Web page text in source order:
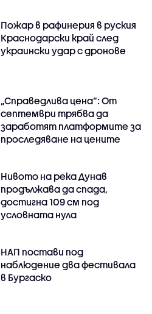
Пожар в рафинерия в руския
Краснодарски край след
украински удар с дронове
„Справедлива цена“: От
септември трябва да
заработят платформите за
проследяване на цените
Нивото на река Дунав
продължава да спада,
достигна 109 см под
условната нула
НАП постави под
наблюдение два фестивала
в Бургаско